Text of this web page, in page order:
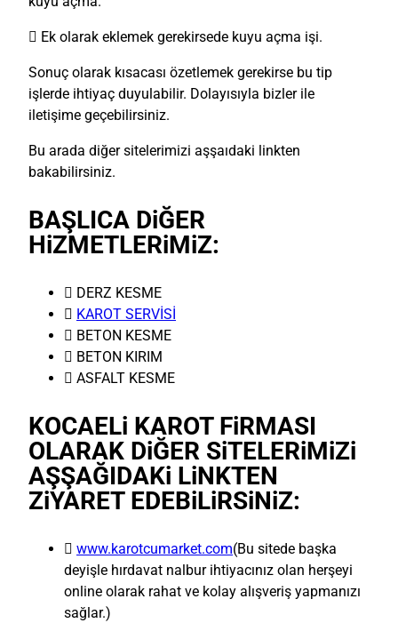
 Ek olarak eklemek gerekirsede kuyu açma işi.
Sonuç olarak kısacası özetlemek gerekirse bu tip
işlerde ihtiyaç duyulabilir. Dolayısıyla bizler ile
iletişime geçebilirsiniz.
Bu arada diğer sitelerimizi aşşaıdaki linkten
bakabilirsiniz.
BAŞLICA DiĞER
HiZMETLERiMiZ:
 DERZ KESME
 KAROT SERVİSİ
 BETON KESME
 BETON KIRIM
 ASFALT KESME
KOCAELi KAROT FiRMASI
OLARAK DiĞER SiTELERiMiZi
AŞŞAĞIDAKi LiNKTEN
ZiYARET EDEBiLiRSiNiZ:
 www.karotcumarket.com(Bu sitede başka
deyişle hırdavat nalbur ihtiyacınız olan herşeyi
online olarak rahat ve kolay alışveriş yapmanızı
sağlar.)